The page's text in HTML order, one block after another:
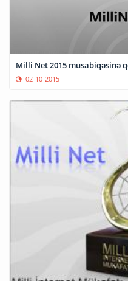
Milli Net 2015 müsabiqəsinə
02-10-2015